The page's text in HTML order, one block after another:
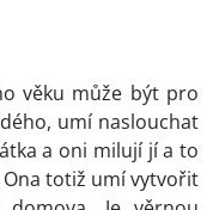
věku může být pro
umí naslouchat
a oni milují jí a to
totiž umí vytvořit